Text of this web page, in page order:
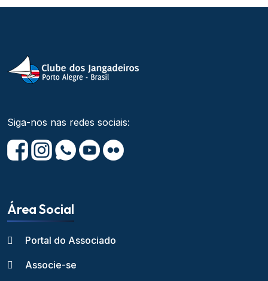
Siga-nos nas redes sociais:
Área Social
Portal do Associado
Associe-se